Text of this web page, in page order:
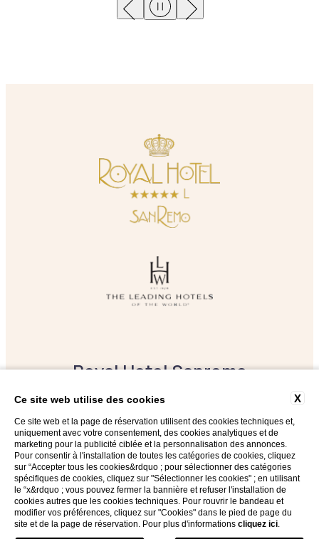
Royal Hotel Sanremo
Corso Imperatrice 80, 18038 Sanremo (IM)
tel:+39 0184 5391
e-mail:reservations@royalhotelsanremo.com
Suivez-nous sur
X
Ce site web utilise des cookies
Ce site web et la page de réservation utilisent des cookies techniques et,
uniquement avec votre consentement, des cookies analytiques et de
marketing pour la publicité ciblée et la personnalisation des annonces.
Pour consentir à l'installation de toutes les catégories de cookies, cliquez
sur “Accepter tous les cookies&rdquo ; pour sélectionner des catégories
spécifiques de cookies, cliquez sur "Sélectionner les cookies" ; en utilisant
le “x&rdquo ; vous pouvez fermer la bannière et refuser l'installation de
cookies autres que les cookies techniques. Pour rouvrir le bandeau et
modifier vos préférences, cliquez sur "Cookies" dans le pied de page du
site et de la page de réservation. Pour plus d'informations cliquez ici.